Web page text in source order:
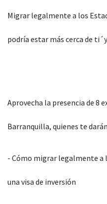
Migrar legalmente a los
podría estar más cerca de
Aprovecha la presencia de 8
Barranquilla, quienes te
- Cómo migrar legalmente a
una visa de inversión